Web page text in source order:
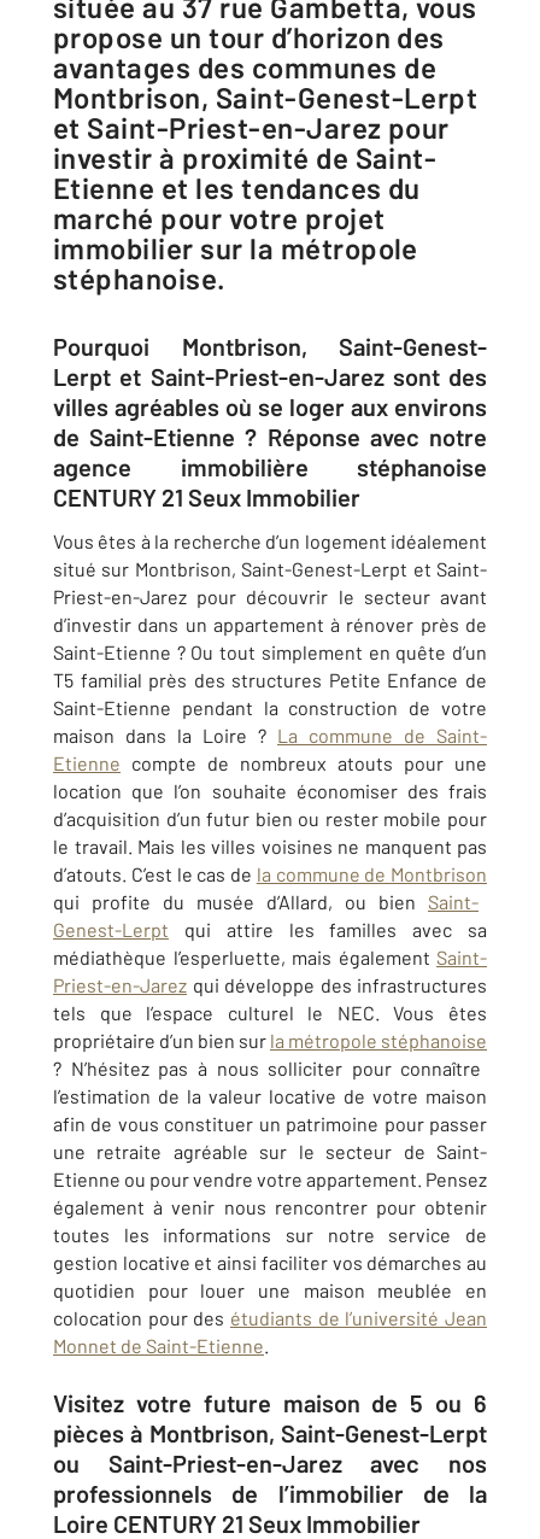
propose un tour d’horizon des
avantages des communes de
Montbrison, Saint-Genest-Lerpt
et Saint-Priest-en-Jarez pour
investir à proximité de Saint-
Etienne et les tendances du
marché pour votre projet
immobilier sur la métropole
stéphanoise.
Pourquoi Montbrison, Saint-Genest-
Lerpt et Saint-Priest-en-Jarez sont des
villes agréables où se loger aux environs
de Saint-Etienne ? Réponse avec notre
agence immobilière stéphanoise
CENTURY 21 Seux Immobilier
Vous êtes à la recherche d’un logement idéalement
situé sur Montbrison, Saint-Genest-Lerpt et Saint-
Priest-en-Jarez pour découvrir le secteur avant
d’investir dans un appartement à rénover près de
Saint-Etienne ? Ou tout simplement en quête d’un
T5 familial près des structures Petite Enfance de
Saint-Etienne pendant la construction de votre
maison dans la Loire ? La commune de Saint-
Etienne compte de nombreux atouts pour une
location que l’on souhaite économiser des frais
d’acquisition d’un futur bien ou rester mobile pour
le travail. Mais les villes voisines ne manquent pas
d’atouts. C’est le cas de la commune de Montbrison
qui profite du musée d’Allard, ou bien Saint-
Genest-Lerpt qui attire les familles avec sa
médiathèque l’esperluette, mais également Saint-
Priest-en-Jarez qui développe des infrastructures
tels que l’espace culturel le NEC. Vous êtes
propriétaire d’un bien sur la métropole stéphanoise
? N’hésitez pas à nous solliciter pour connaître
l’estimation de la valeur locative de votre maison
afin de vous constituer un patrimoine pour passer
une retraite agréable sur le secteur de Saint-
Etienne ou pour vendre votre appartement. Pensez
également à venir nous rencontrer pour obtenir
toutes les informations sur notre service de
gestion locative et ainsi faciliter vos démarches au
quotidien pour louer une maison meublée en
colocation pour des étudiants de l’université Jean
Monnet de Saint-Etienne.
Visitez votre future maison de 5 ou 6
pièces à Montbrison, Saint-Genest-Lerpt
ou Saint-Priest-en-Jarez avec nos
professionnels de l’immobilier de la
Loire CENTURY 21 Seux Immobilier